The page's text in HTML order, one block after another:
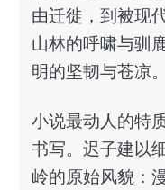
由迁徙，到被现
山林的呼啸与驯
明的坚韧与苍凉。
小说最动人的特
书写。迟子建以
岭的原始风貌：